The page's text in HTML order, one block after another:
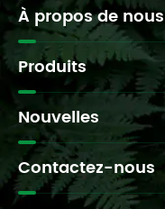
À propos de nous
Produits
Nouvelles
Contactez-nous